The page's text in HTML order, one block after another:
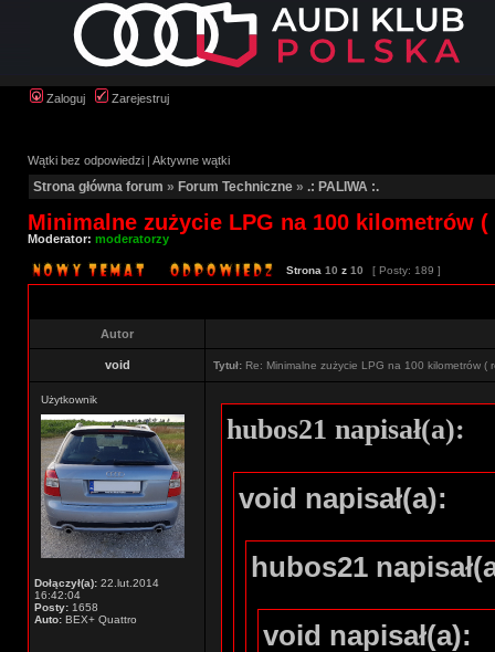
Zaloguj Zarejestruj
Wątki bez odpowiedzi | Aktywne wątki
Strona główna forum » Forum Techniczne » .: PALIWA :.
Minimalne zużycie LPG na 100 kilometrów
Moderator: moderatorzy
Strona 10 z 10 [ Posty: 189 ]
Autor
void Tytuł: Re: Minimalne zużycie LPG na 100 kilometrów (
Użytkownik
Dołączył(a): 22.lut.2014
16:42:04
Posty: 1658
Auto: BEX+ Quattro
hubos21 napisał(a):
void napisał(a):
hubos21
void napisał(a):